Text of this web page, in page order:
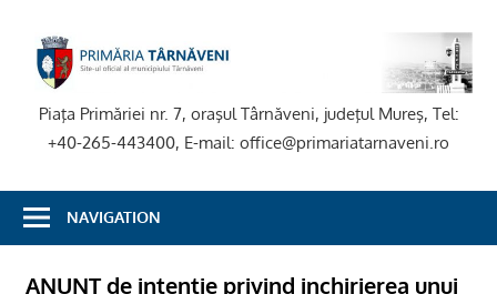
content
Piaţa Primăriei nr. 7, oraşul Târnăveni, judeţul Mureş, Tel:
+40-265-443400, E-mail: office@primariatarnaveni.ro
NAVIGATION
ANUNT de intentie privind inchirierea unui